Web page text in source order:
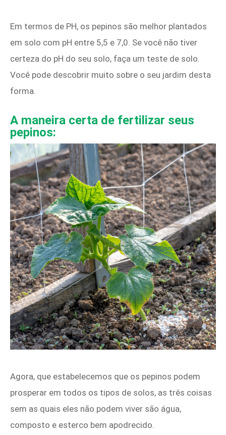
Em termos de PH, os pepinos são melhor plantados
em solo com pH entre 5,5 e 7,0. Se você não tiver
certeza do pH do seu solo, faça um teste de solo.
Você pode descobrir muito sobre o seu jardim desta
forma.
A maneira certa de fertilizar seus
pepinos:
Agora, que estabelecemos que os pepinos podem
prosperar em todos os tipos de solos, as três coisas
sem as quais eles não podem viver são água,
composto e esterco bem apodrecido.